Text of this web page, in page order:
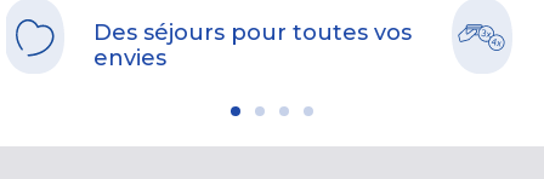
Des séjours pour toutes vos
envies